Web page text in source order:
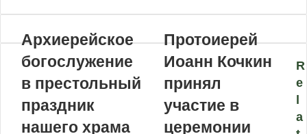
Архиерейское
богослужение
в престольный
праздник
нашего храма
Протоиерей
Иоанн Кочкин
принял
участие в
церемонии
R
e
l
a